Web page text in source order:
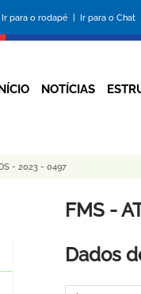
Ir para o rodapé | Ir para o Chat
NOTÍCIAS
- 2023 - 0497
FMS -
Dados